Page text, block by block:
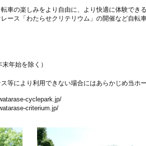
車の楽しみをより自由に、より快適に体験で
ース「わたらせクリテリウム」の開催など自転
年始を除く）
等により利用できない場合にはあらかじめ当ホ
cyclepark.jp/
criterium.jp/